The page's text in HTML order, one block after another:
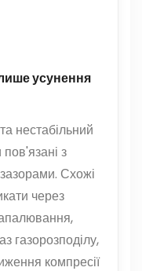
усунення
нестабільний
з
Схожі
через
газорозподілу,
компресії